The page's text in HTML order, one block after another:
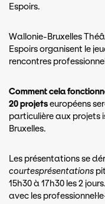
Espoirs.
Wallonie-Bruxelles
Espoirs organisent le
rencontres
Comment cela
20 projetseuropéens
particulière aux projets
Bruxelles.
Les présentations se
courtesprésentations
15h30 à 17h30 les 2
avec les